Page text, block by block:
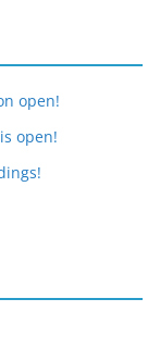
open!
open!